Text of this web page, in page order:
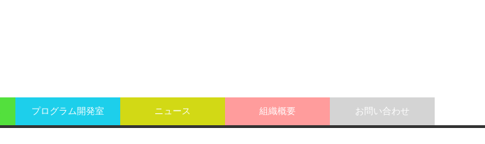
プログラム開発室 ニュース 組織概要 お問い合わせ